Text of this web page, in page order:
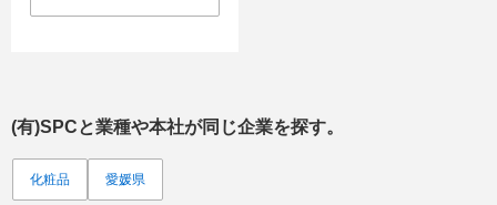
(有)SPCと業種や本社が同じ企業を探す。
化粧品 愛媛県